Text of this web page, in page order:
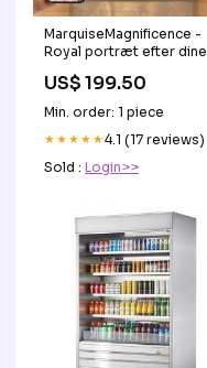
MarquiseMagnificence -
Royal portræt efter dine
US$ 199.50
Min. order: 1 piece
★★★★★4.1 (17 reviews)
Sold : Login>>